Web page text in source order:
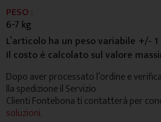
PESO :
6-7 kg
L’articolo ha un peso variabile +/-
Il costo è calcolato sul valore
Dopo aver processato l’ordine e
lla spedizione il Servizio
Clienti Fontebona ti contatterà per
soluzioni.